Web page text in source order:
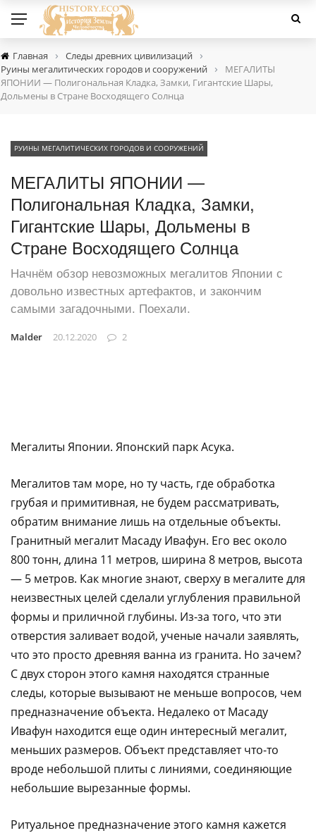
Главная › Следы древних цивилизаций ›
Руины мегалитических городов и сооружений ›
МЕГАЛИТЫ
ЯПОНИИ — Полигональная Кладка, Замки, Гигантские Шары,
Дольмены в Стране Восходящего Солнца
РУИНЫ МЕГАЛИТИЧЕСКИХ ГОРОДОВ И СООРУЖЕНИЙ
МЕГАЛИТЫ ЯПОНИИ —
Полигональная Кладка, Замки,
Гигантские Шары, Дольмены в
Стране Восходящего Солнца
Начнём обзор невозможных мегалитов Японии с
довольно известных артефактов, и закончим
самыми загадочными. Поехали.
Malder 20.12.2020 2
Мегалиты Японии. Японский парк Асука.
Мегалитов там море, но ту часть, где обработка
грубая и примитивная, не будем рассматривать,
обратим внимание лишь на отдельные объекты.
Гранитный мегалит Масаду Ивафун. Его вес около
800 тонн, длина 11 метров, ширина 8 метров, высота
— 5 метров. Как многие знают, сверху в мегалите для
неизвестных целей сделали углубления правильной
формы и приличной глубины. Из-за того, что эти
отверстия заливает водой, ученые начали заявлять,
что это просто древняя ванна из гранита. Но зачем?
С двух сторон этого камня находятся странные
следы, которые вызывают не меньше вопросов, чем
предназначение объекта. Недалеко от Масаду
Ивафун находится еще один интересный мегалит,
меньших размеров. Объект представляет что-то
вроде небольшой плиты с линиями, соединяющие
небольшие вырезанные формы.
Ритуальное предназначение этого камня кажется